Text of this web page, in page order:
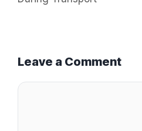
Leave a Comment
Comment